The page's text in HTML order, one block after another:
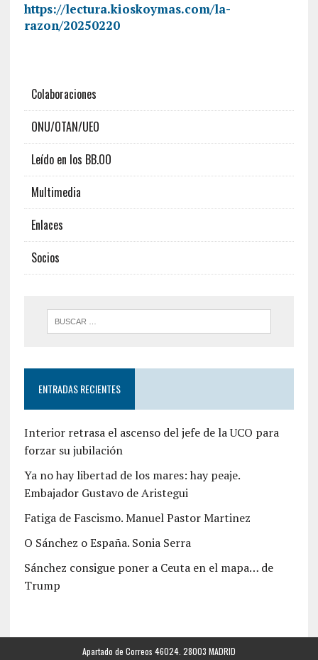
https://lectura.kioskoymas.com/la-
razon/20250220
Colaboraciones
ONU/OTAN/UEO
Leído en los BB.OO
Multimedia
Enlaces
Socios
ENTRADAS RECIENTES
Interior retrasa el ascenso del jefe de la UCO para
forzar su jubilación
Ya no hay libertad de los mares: hay peaje.
Embajador Gustavo de Aristegui
Fatiga de Fascismo. Manuel Pastor Martinez
O Sánchez o España. Sonia Serra
Sánchez consigue poner a Ceuta en el mapa… de
Trump
Apartado de Correos 46024. 28003 MADRID